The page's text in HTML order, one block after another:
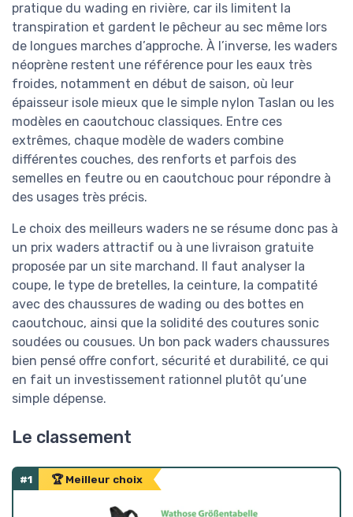
pratique du wading en rivière, car ils limitent la
transpiration et gardent le pêcheur au sec même lors
de longues marches d’approche. À l’inverse, les waders
néoprène restent une référence pour les eaux très
froides, notamment en début de saison, où leur
épaisseur isole mieux que le simple nylon Taslan ou les
modèles en caoutchouc classiques. Entre ces
extrêmes, chaque modèle de waders combine
différentes couches, des renforts et parfois des
semelles en feutre ou en caoutchouc pour répondre à
des usages très précis.
Le choix des meilleurs waders ne se résume donc pas à
un prix waders attractif ou à une livraison gratuite
proposée par un site marchand. Il faut analyser la
coupe, le type de bretelles, la ceinture, la compatité
avec des chaussures de wading ou des bottes en
caoutchouc, ainsi que la solidité des coutures sonic
soudées ou cousues. Un bon pack waders chaussures
bien pensé offre confort, sécurité et durabilité, ce qui
en fait un investissement rationnel plutôt qu’une
simple dépense.
Le classement
#1 🏆 Meilleur choix